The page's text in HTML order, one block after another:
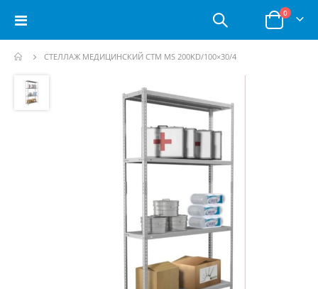
Toggle
Корзина
0позиции
СТЕЛЛАЖ МЕДИЦИНСКИЙ СТМ MS 200KD/100×30/4
Пропустить
перейти